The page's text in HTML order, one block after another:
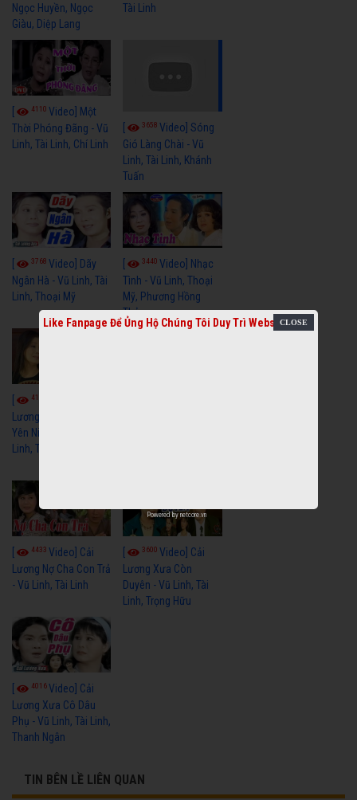
Ngọc Huyền, Ngọc
Giàu, Diệp Lang
Tài Linh
4110 Video] Một
Thời Phóng Đãng - Vũ
Linh, Tài Linh, Chí Linh
3658Video] Sóng
Gió Làng Chài - Vũ
Linh, Tài Linh, Khánh
Tuấn
3768 Video] Dãy
Ngân Hà - Vũ Linh, Tài
Linh, Thoại Mỹ
3440Video] Nhạc
Tình - Vũ Linh, Thoại
Mỹ, Phương Hồng
Thủy
4114
Lương Xưa Hãy Ngủ
Yên Niềm Đau - Vũ
Linh, Tài Linh
4433 Video] Cải
Lương Nợ Cha Con Trả
- Vũ Linh, Tài Linh
3600Video] Cải
Lương Xưa Còn
Duyên - Vũ Linh, Tài
Linh, Trọng Hữu
[ 4016Video] Cải
Lương Xưa Cô Dâu
Phụ - Vũ Linh, Tài Linh,
Thanh Ngân
TIN BÊN LỀ LIÊN QUAN
Like Fanpage Để Ủng Hộ Chúng Tôi Duy Trì Website
Powered by netcore.vn